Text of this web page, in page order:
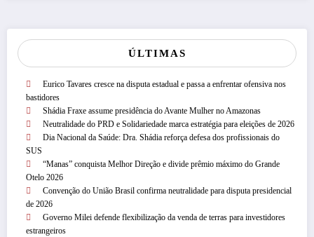
ÚLTIMAS
Eurico Tavares cresce na disputa estadual e passa a enfrentar ofensiva nos
bastidores
Shádia Fraxe assume presidência do Avante Mulher no Amazonas
Neutralidade do PRD e Solidariedade marca estratégia para eleições de 2026
Dia Nacional da Saúde: Dra. Shádia reforça defesa dos profissionais do
SUS
“Manas” conquista Melhor Direção e divide prêmio máximo do Grande
Otelo 2026
Convenção do União Brasil confirma neutralidade para disputa presidencial
de 2026
Governo Milei defende flexibilização da venda de terras para investidores
estrangeiros